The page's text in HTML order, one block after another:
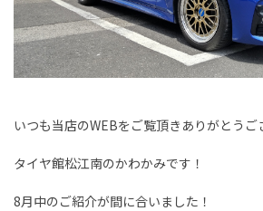
いつも当店のWEBをご覧頂きありがとうご
タイヤ館松江南のかわかみです！
8月中のご紹介が間に合いました！